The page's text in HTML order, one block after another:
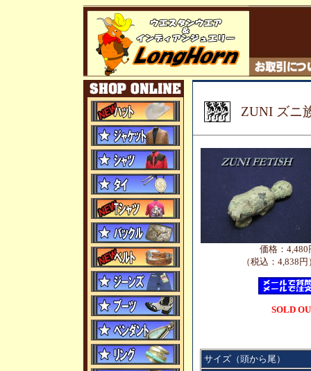
ZUNI ズニ
価格：4,480
（税込：4,838円
SOLD
サイズ（頭から尾）